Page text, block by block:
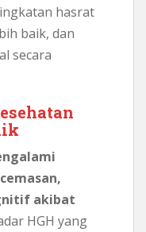
hasrat
baik, dan
secara
akibat
HGH yang